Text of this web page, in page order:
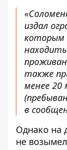
издал
которым
также
менее
в
Однако на
не